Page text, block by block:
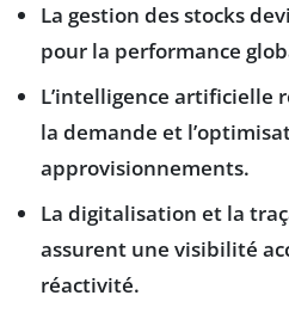
La gestion des stocks
pour la performance
L’intelligence artificielle
la demande et
approvisionnements.
La digitalisation et la
assurent une visibilité
réactivité.